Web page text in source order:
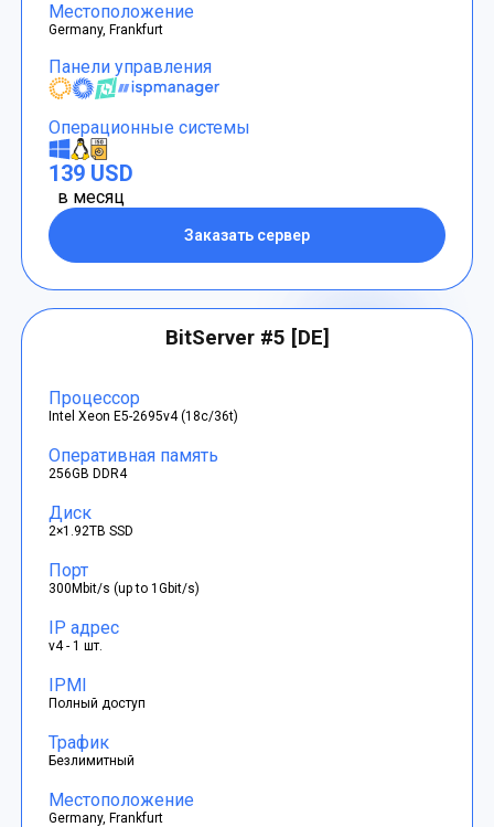
Местоположение
Germany, Frankfurt
Панели управления
Операционные системы
139 USD
в месяц
Заказать сервер
BitServer #5 [DE]
Процессор
Intel Xeon E5-2695v4 (18c/36t)
Оперативная память
256GB DDR4
Диск
2×1.92TB SSD
Порт
300Mbit/s (up to 1Gbit/s)
IP адрес
v4 - 1 шт.
IPMI
Полный доступ
Трафик
Безлимитный
Местоположение
Germany, Frankfurt